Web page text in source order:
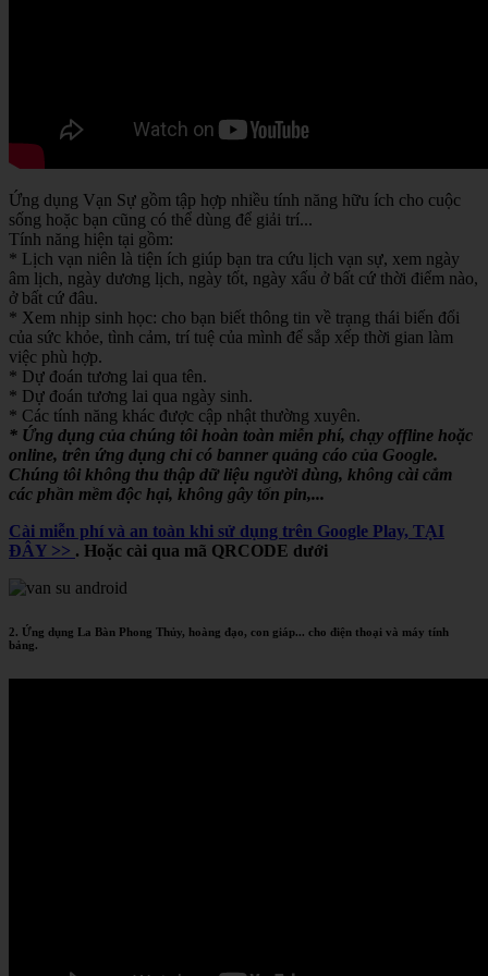
Ứng dụng Vạn Sự gồm tập hợp nhiều tính năng hữu ích cho cuộc
sống hoặc bạn cũng có thể dùng để giải trí...
Tính năng hiện tại gồm:
* Lịch vạn niên là tiện ích giúp bạn tra cứu lịch vạn sự, xem ngày
âm lịch, ngày dương lịch, ngày tốt, ngày xấu ở bất cứ thời điểm nào,
ở bất cứ đâu.
* Xem nhịp sinh học: cho bạn biết thông tin về trạng thái biến đổi
của sức khỏe, tình cảm, trí tuệ của mình để sắp xếp thời gian làm
việc phù hợp.
* Dự đoán tương lai qua tên.
* Dự đoán tương lai qua ngày sinh.
* Các tính năng khác được cập nhật thường xuyên.
* Ứng dụng của chúng tôi hoàn toàn miễn phí, chạy offline hoặc
online, trên ứng dụng chỉ có banner quảng cáo của Google.
Chúng tôi không thu thập dữ liệu người dùng, không cài cắm
các phần mềm độc hại, không gây tốn pin,...
Cài miễn phí và an toàn khi sử dụng trên Google Play, TẠI
ĐÂY >> . Hoặc cài qua mã QRCODE dưới
2. Ứng dụng La Bàn Phong Thủy, hoàng đạo, con giáp... cho điện thoại và máy tính
bảng.